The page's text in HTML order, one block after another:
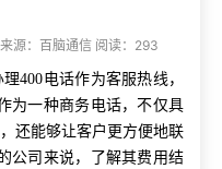
源：百脑通信 阅读：293
400电话作为客服热线，
为一种商务电话，不仅具
还能够让客户更方便地联
公司来说，了解其费用结